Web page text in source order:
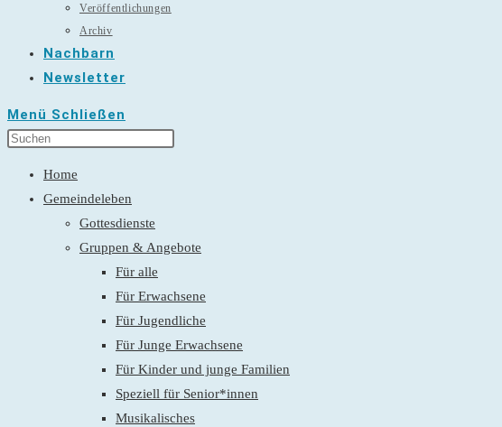
Veröffentlichungen
Archiv
Nachbarn
Newsletter
Menü Schließen
Home
Gemeindeleben
Gottesdienste
Gruppen & Angebote
Für alle
Für Erwachsene
Für Jugendliche
Für Junge Erwachsene
Für Kinder und junge Familien
Speziell für Senior*innen
Musikalisches